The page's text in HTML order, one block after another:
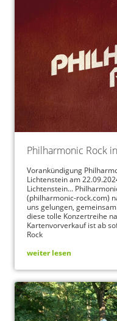
Philharmonic Rock
Vorankündigung
Lichtenstein am
Lichtenstein...
(philharmonic-rock.com)
uns gelungen,
diese tolle Konzertreihe
Kartenvorverkauf ist ab
Rock
weiter lesen